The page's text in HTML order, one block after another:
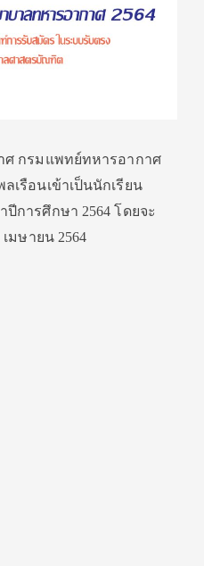
ศ กรมแพทย์ทหารอากาศ
เรือนเข้าเป็นนักเรียน
การศึกษา 2564 โดยจะ
มษายน 2564